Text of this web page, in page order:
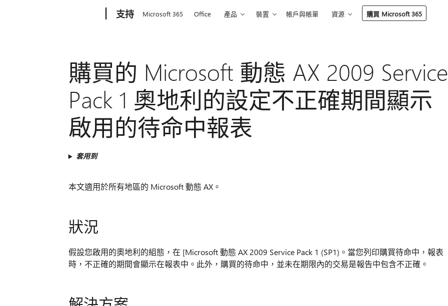
支持 Microsoft 365 Office 產品 裝置 帳戶與帳單 資源 購買 Microsoft 365
購買的 Microsoft 動態 AX 2009 Service
Pack 1 奧地利的設定不正確期間顯示
啟用的待命中報表
套用到
本文適用於所有地區的 Microsoft 動態 AX。
狀況
假設您啟用的奧地利的組態，在 [Microsoft 動態 AX 2009 Service Pack 1 (SP1)。當您列印購買待命中，報表
時，不正確的期間會顯示在報表中。此外，購買的待命中，並未在期限內的交易是報告中包含不正確。